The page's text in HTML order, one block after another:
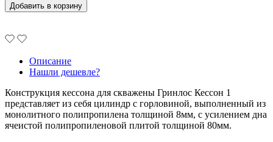
Добавить в корзину
Описание
Нашли дешевле?
Конструкция кессона для скважены Гринлос Кессон 1
представляет из себя цилиндр с горловиной, выполненный из
монолитного полипропилена толщиной 8мм, с усилением дна
ячеистой полипропиленовой плитой толщиной 80мм.